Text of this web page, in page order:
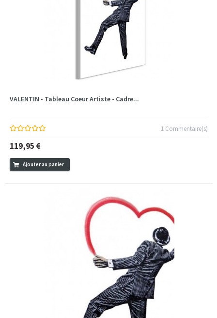
VALENTIN - Tableau Coeur Artiste - Cadre...
1 Commentaire(s)
119,95 €
Ajouter au panier